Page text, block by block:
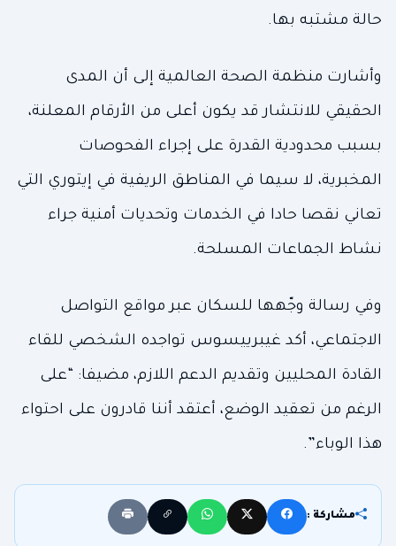
حالة مشتبه بها.
وأشارت منظمة الصحة العالمية إلى أن المدى
الحقيقي للانتشار قد يكون أعلى من الأرقام المعلنة،
بسبب محدودية القدرة على إجراء الفحوصات
المخبرية، لا سيما في المناطق الريفية في إيتوري التي
تعاني نقصا حادا في الخدمات وتحديات أمنية جراء
نشاط الجماعات المسلحة.
وفي رسالة وجّهها للسكان عبر مواقع التواصل
الاجتماعي، أكد غيبرييسوس تواجده الشخصي للقاء
القادة المحليين وتقديم الدعم اللازم، مضيفا: “على
الرغم من تعقيد الوضع، أعتقد أننا قادرون على احتواء
هذا الوباء”.
مشاركة :